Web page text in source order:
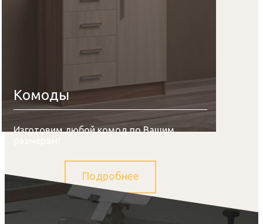
Комоды
Изготовим любой комод по Вашим
Подробнее